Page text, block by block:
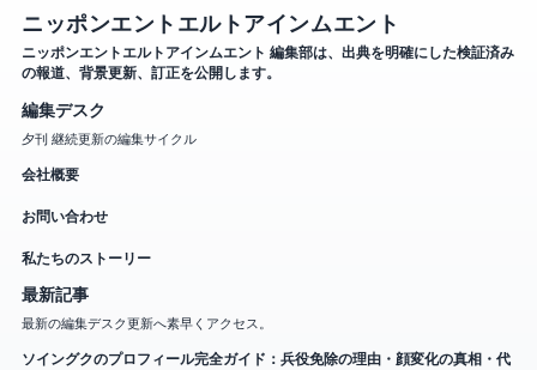
ニッポンエントエルトアインムエント
ニッポンエントエルトアインムエント 編集部は、出典を明確にした検証済み
の報道、背景更新、訂正を公開します。
編集デスク
夕刊 継続更新の編集サイクル
会社概要
お問い合わせ
私たちのストーリー
最新記事
最新の編集デスク更新へ素早くアクセス。
ソイングクのプロフィール完全ガイド：兵役免除の理由・顔変化の真相・代